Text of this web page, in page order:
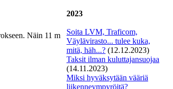
Näin 11 m
2023
Soita LVM, Traficom,
Väylävirasto... tulee kuka,
mitä, häh...? (12.12.2023)
Taksit ilman kuluttajansuojaa
(14.11.2023)
Miksi hyväksytään vääriä
liikenneympyröitä?